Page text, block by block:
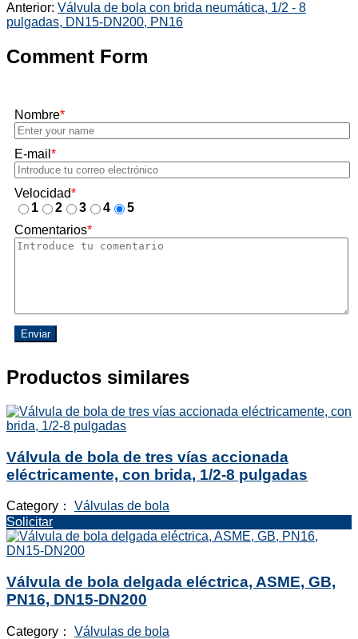
Anterior: Válvula de bola con brida neumática, 1/2 - 8
pulgadas, DN15-DN200, PN16
Comment Form
Nombre*
E-mail *
Velocidad*
1
2 3 4
5
Comentarios*
Enviar
Productos similares
Válvula de bola de tres vías accionada
eléctricamente, con brida, 1/2-8 pulgadas
Category： Válvulas de bola
Solicitar
Válvula de bola delgada eléctrica, ASME, GB,
PN16, DN15-DN200
Category： Válvulas de bola